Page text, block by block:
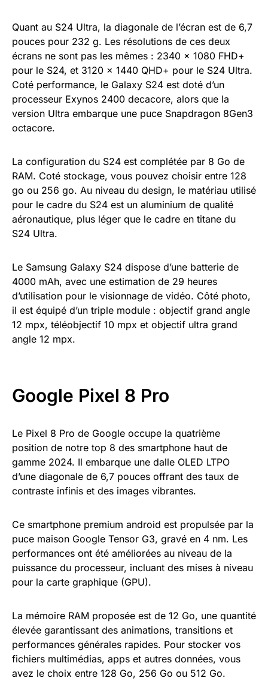
Quant au S24 Ultra, la diagonale de l’écran est de 6,7
pouces pour 232 g. Les résolutions de ces deux
écrans ne sont pas les mêmes : 2340 x 1080 FHD+
pour le S24, et 3120 x 1440 QHD+ pour le S24 Ultra.
Coté performance, le Galaxy S24 est doté d’un
processeur Exynos 2400 decacore, alors que la
version Ultra embarque une puce Snapdragon 8Gen3
octacore.
La configuration du S24 est complétée par 8 Go de
RAM. Coté stockage, vous pouvez choisir entre 128
go ou 256 go. Au niveau du design, le matériau utilisé
pour le cadre du S24 est un aluminium de qualité
aéronautique, plus léger que le cadre en titane du
S24 Ultra.
Le Samsung Galaxy S24 dispose d’une batterie de
4000 mAh, avec une estimation de 29 heures
d’utilisation pour le visionnage de vidéo. Côté photo,
il est équipé d’un triple module : objectif grand angle
12 mpx, téléobjectif 10 mpx et objectif ultra grand
angle 12 mpx.
Google Pixel 8 Pro
Le Pixel 8 Pro de Google occupe la quatrième
position de notre top 8 des smartphone haut de
gamme 2024. Il embarque une dalle OLED LTPO
d’une diagonale de 6,7 pouces offrant des taux de
contraste infinis et des images vibrantes.
Ce smartphone premium android est propulsée par la
puce maison Google Tensor G3, gravé en 4 nm. Les
performances ont été améliorées au niveau de la
puissance du processeur, incluant des mises à niveau
pour la carte graphique (GPU).
La mémoire RAM proposée est de 12 Go, une quantité
élevée garantissant des animations, transitions et
performances générales rapides. Pour stocker vos
fichiers multimédias, apps et autres données, vous
avez le choix entre 128 Go, 256 Go ou 512 Go.